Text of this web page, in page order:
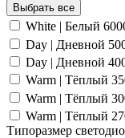
Выбрать все
White | Белый
Day | Дневной
Day | Дневной
Warm | Тёплый
Warm | Тёплый
Warm | Тёплый
Типоразмер